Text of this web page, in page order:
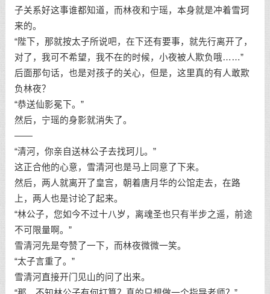
子关系好这事谁都知道，而林夜和宁瑶，本身就是冲着雪珂
来的。
“陛下，那就按太子所说吧，在下还有要事，就先行离开了，
对了，我可不希望，我不在的时候，小夜被人欺负哦……”
后面那句话，也是对孩子的关心，但是，这里真的有人敢欺
负林夜？
“恭送仙影冕下。”
然后，宁瑶的身影就消失了。
——
“清河，你亲自送林公子去找珂儿。”
这正合他的心意，雪清河也是马上同意了下来。
然后，两人就离开了皇宫，朝着唐月华的公馆走去，在路
上，两人也是讨论了起来。
“林公子，您如今不过十八岁，离魂圣也只有半步之遥，前途
不可限量啊。”
雪清河先是夸赞了一下，而林夜微微一笑。
“太子言重了。”
雪清河直接开门见山的问了出来。